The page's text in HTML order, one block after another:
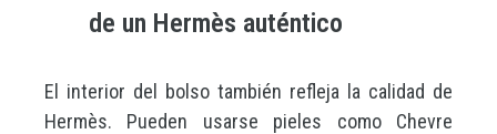
de un Hermès auténtico
El interior del bolso también refleja la calidad de
Hermès. Pueden usarse pieles como Chevre